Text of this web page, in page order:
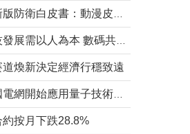
煥新決定經濟行穩致遠
按月下跌28.8%